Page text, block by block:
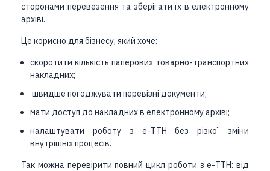
сторонами перевезення та зберігати їх в електронному
архіві.
Це корисно для бізнесу, який хоче:
скоротити кількість паперових товарно-транспортних
накладних;
швидше погоджувати перевізні документи;
мати доступ до накладних в електронному архіві;
налаштувати роботу з е-ТТН без різкої зміни
внутрішніх процесів.
Так можна перевірити повний цикл роботи з е-ТТН: від